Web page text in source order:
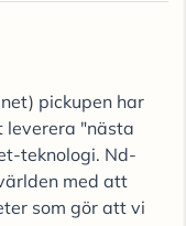
pickupen har
leverera "nästa
teknologi. Nd-
med att
som gör att vi